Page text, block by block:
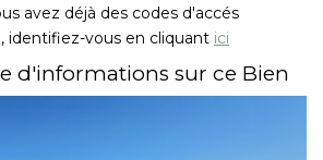
avez déjà des codes d'accés
identifiez-vous en cliquant ici
d'informations sur ce Bien